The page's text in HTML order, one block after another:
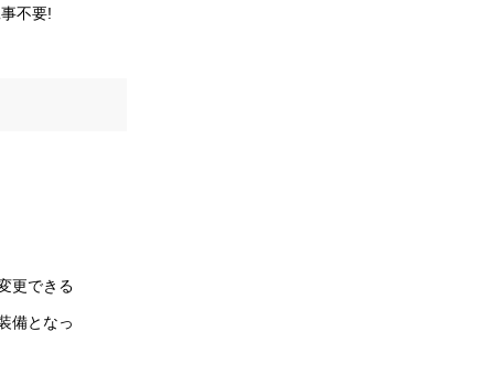
不要!
更できる
備となっ